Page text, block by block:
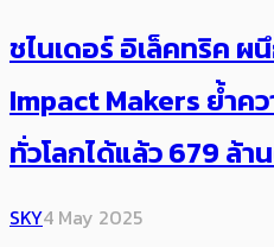
ชไนเดอร์ อิเล็คทริค
Impact Makers ​ย้ำค
ทั่วโลกได้แล้ว 679 ล้า
SKY4 May 2025